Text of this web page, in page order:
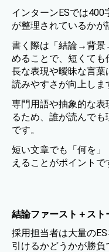
インターンESでは
が整理されているかが
書く際は「結論→背
めることで、短くて
長な表現や曖昧な言
読みやすさが向上しま
専門用語や抽象的な
るため、誰が読んで
です。
短い文章でも「何を
えることがポイントで
結論ファースト＋ス
採用担当者は大量の
引けるかどうかが勝負